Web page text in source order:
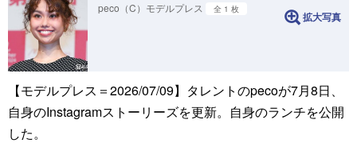
peco（C）モデルプレス 全 1 枚
拡大写真
【モデルプレス＝2026/07/09】タレントのpecoが7月8日、
自身のInstagramストーリーズを更新。自身のランチを公開
した。